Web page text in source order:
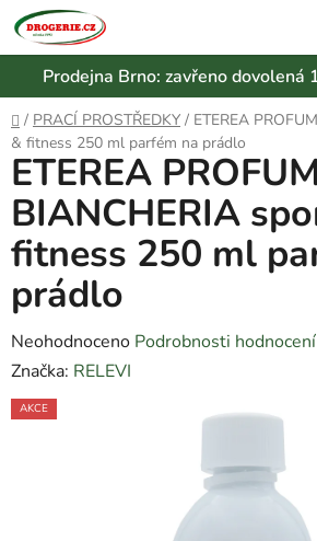
Přejít
na
obsah
Prodejna Brno: zavřeno
Domů
/ PRACÍ PROSTŘEDKY / ETEREA
& fitness 250 ml parfém na prádlo
ETEREA
BIANCHERIA
fitness 250 ml
prádlo
Průměrné
hodnocení
produktu
Neohodnoceno Podrobnosti hodnocení
Značka: RELEVI
AKCE